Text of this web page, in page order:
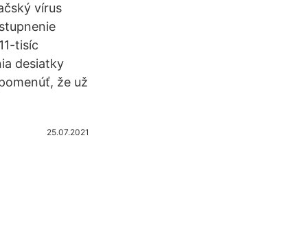
vírus
tisíc
desiatky
že už
25.07.2021